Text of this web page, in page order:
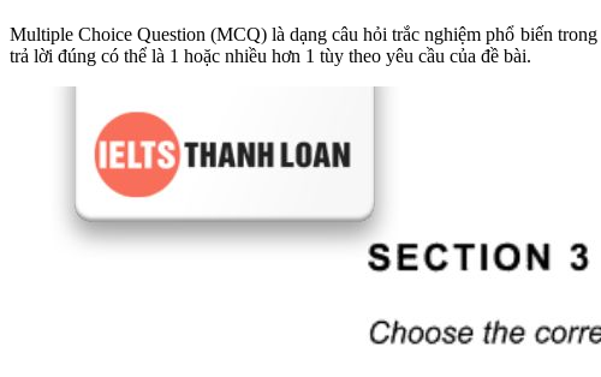
Multiple Choice Question (MCQ) là dạng câu hỏi trắc nghiệm phổ biến trong
trả lời đúng có thể là 1 hoặc nhiều hơn 1 tùy theo yêu cầu của đề bài.